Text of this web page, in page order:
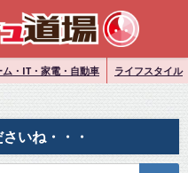
ム・IT・家電・自動車 ライフスタイル
いね・・・